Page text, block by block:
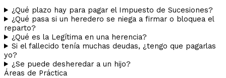
¿Qué plazo hay para pagar el Impuesto de Sucesiones?
¿Qué pasa si un heredero se niega a firmar o bloquea el
reparto?
¿Qué es la Legítima en una herencia?
Si el fallecido tenía muchas deudas, ¿tengo que pagarlas
yo?
¿Se puede desheredar a un hijo?
Áreas de Práctica